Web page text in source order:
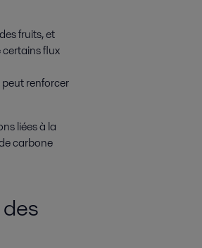
fruits, et
certains flux
renforcer
liées à la
carbone